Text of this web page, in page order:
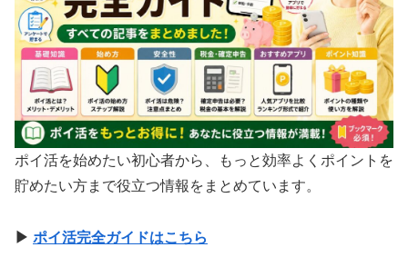
ポイ活を始めたい初心者から、もっと効率よくポイントを
貯めたい方まで役立つ情報をまとめています。
▶ ポイ活完全ガイドはこちら